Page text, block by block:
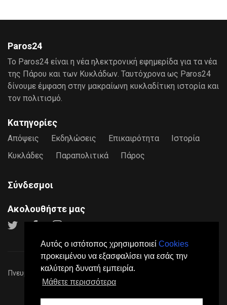
Αυτός ο ιστότοπος χρησιμοποιεί Cookies
προκειμένου να εξασφαλίσει για εσάς την
καλύτερη δυνατή εμπειρία.
Μάθετε περισσότερα
Paros24
Το Paros24 είναι η νέα ηλεκτρονική εφημερίδα για τα νέα
της Πάρου και των Κυκλάδων. Ταυτόχρονα ως Paros24
δίνουμε έμφαση στην μακραίωνη κυκλαδίτικη ιστορία και
τον πολιτισμό.
Κατηγορίες
Απόψεις Εκδηλώσεις Επικαιρότητα
Ιστορία
Κυκλάδες
Παραπολιτικά Πάρος
Σύνδεσμοι
Ακολουθήστε μας
Πνευματικά Δικαιώματα © 2026Paros24
νόμιμου δικαιώματος.